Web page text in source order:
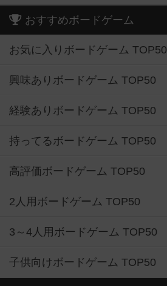
おすすめボードゲーム
お気に入りボードゲーム TOP50
興味ありボードゲーム TOP50
経験ありボードゲーム TOP50
持ってるボードゲーム TOP50
高評価ボードゲーム TOP50
2人用ボードゲーム TOP50
3～4人用ボードゲーム TOP50
子供向けボードゲーム TOP50